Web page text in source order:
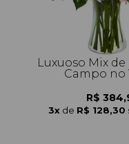
Luxuoso Mix
Campo no
R$
3x de R$ 128,30